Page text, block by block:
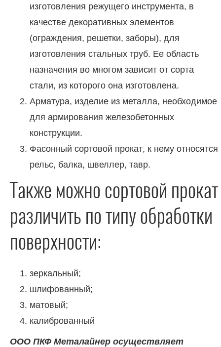
изготовления режущего инструмента, в
качестве декоративных элементов
(ограждения, решетки, заборы), для
изготовления стальных труб. Ее область
назначения во многом зависит от сорта
стали, из которого она изготовлена.
Арматура, изделие из металла, необходимое
для армирования железобетонных
конструкции.
Фасонный сортовой прокат, к нему относятся
рельс, балка, швеллер, тавр.
Также можно сортовой прокат
различить по типу обработки
поверхности:
зеркальный;
шлифованный;
матовый;
калиброванный
ООО ПКФ Металайнер осуществляет